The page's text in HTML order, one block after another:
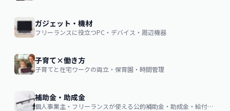
ガジェット・機材
フリーランスに役立つPC・デバイス・周辺機器
子育て×働き方
子育てと在宅ワークの両立・保育園・時間管理
補助金・助成金
個人事業主・フリーランスが使える公的補助金・助成金・給付金の申請ガイド